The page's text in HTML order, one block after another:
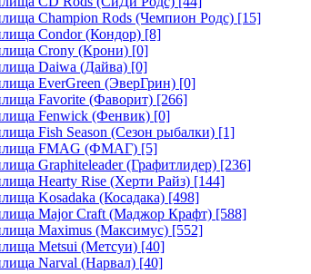
Champion Rods (Чемпион Родс) [15]
Condor (Кондор) [8]
Crony (Крони) [0]
Daiwa (Дайва) [0]
EverGreen (ЭверГрин) [0]
Favorite (Фаворит) [266]
Fenwick (Фенвик) [0]
Fish Season (Сезон рыбалки) [1]
FMAG (ФМАГ) [5]
Graphiteleader (Графитлидер) [236]
Hearty Rise (Херти Райз) [144]
Kosadaka (Косадака) [498]
Major Craft (Маджор Крафт) [588]
Maximus (Максимус) [552]
Metsui (Метсуи) [40]
Narval (Нарвал) [40]